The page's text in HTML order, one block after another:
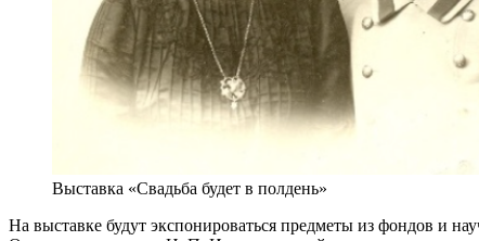
Выставка «Свадьба будет в полдень»
На выставке будут экспонироваться предметы из фондов и